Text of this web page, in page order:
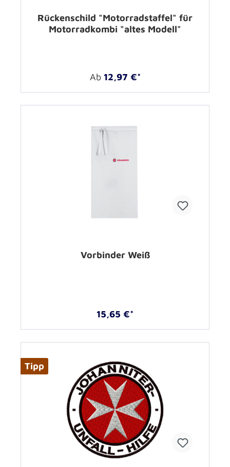
Rückenschild "Motorradstaffel" für
Motorradkombi "altes Modell"
Ab 12,97 €*
Vorbinder Weiß
15,65 €*
Tipp